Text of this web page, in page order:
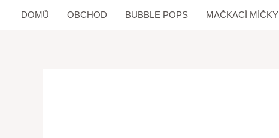
DOMŮ OBCHOD BUBBLE POPS MAČKACÍ MÍČKY